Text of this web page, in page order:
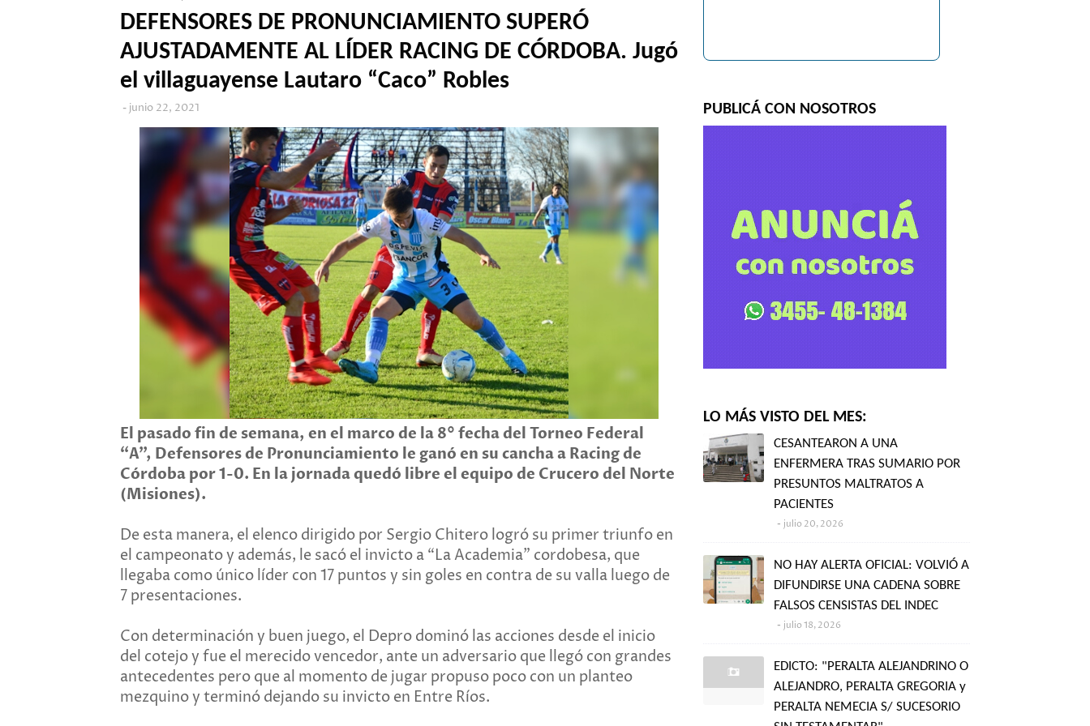
DEFENSORES DE PRONUNCIAMIENTO SUPERÓ
AJUSTADAMENTE AL LÍDER RACING DE CÓRDOBA. Jugó
el villaguayense Lautaro “Caco” Robles
junio 22, 2021
El pasado fin de semana, en el marco de la 8° fecha del Torneo Federal
“A”, Defensores de Pronunciamiento le ganó en su cancha a Racing de
Córdoba por 1-0. En la jornada quedó libre el equipo de Crucero del Norte
(Misiones).
De esta manera, el elenco dirigido por Sergio Chitero logró su primer triunfo en
el campeonato y además, le sacó el invicto a “La Academia” cordobesa, que
llegaba como único líder con 17 puntos y sin goles en contra de su valla luego de
7 presentaciones.
Con determinación y buen juego, el Depro dominó las acciones desde el inicio
del cotejo y fue el merecido vencedor, ante un adversario que llegó con grandes
antecedentes pero que al momento de jugar propuso poco con un planteo
mezquino y terminó dejando su invicto en Entre Ríos.
PUBLICÁ CON NOSOTROS
LO MÁS VISTO DEL MES:
CESANTEARON A UNA
ENFERMERA TRAS SUMARIO POR
PRESUNTOS MALTRATOS A
PACIENTES
julio 20, 2026
NO HAY ALERTA OFICIAL: VOLVIÓ A
DIFUNDIRSE UNA CADENA SOBRE
FALSOS CENSISTAS DEL INDEC
julio 18, 2026
EDICTO: "PERALTA ALEJANDRINO O
ALEJANDRO, PERALTA GREGORIA y
PERALTA NEMECIA S/ SUCESORIO